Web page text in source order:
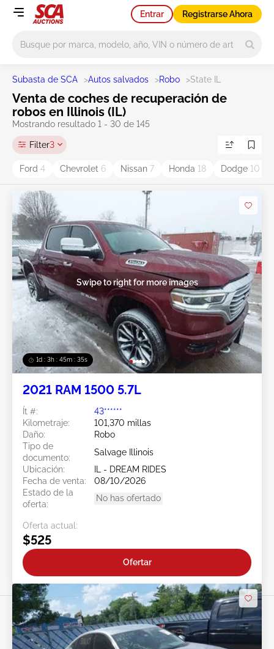
Entrar Registrarse Ahora
Subasta de SCA >Autos salvados >Robo >State IL
Venta de coches de recuperación de
robos en Illinois (IL)
Mostrando resultado 1 - 30 de 145
Filter3
Ford 4 Chevrolet 6 Nissan 7 Honda 18 Dodge 10
1d : 3h : 45m : 32s
Swipe to right for more images
2021 RAM 1500 5.7L
Ít #:
43******
Kilometraje:
101,370 millas
Daño:
Robo
Tipo de
documento:
Salvage Illinois
Ubicación:
IL - DREAM RIDES
Fecha de venta:
08/10/2026
Estado de la
oferta:
No has ofertado
Oferta actual:
$525
Ofertar